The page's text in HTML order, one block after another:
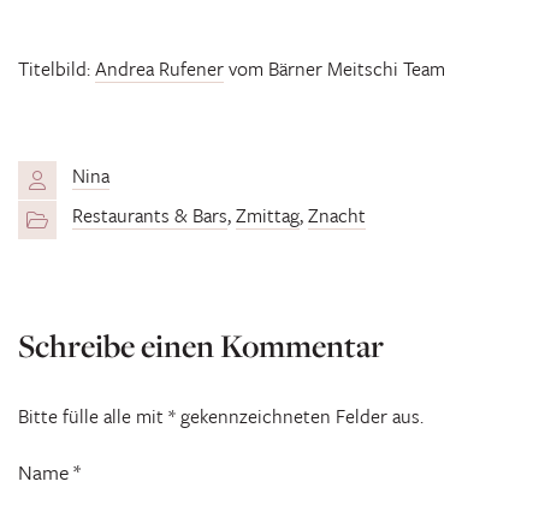
Titelbild:Andrea Rufenervom Bärner Meitschi Team
Nina
Restaurants & Bars,Zmittag,Znacht
Schreibe einen Kommentar
Bitte fülle alle mit * gekennzeichneten Felder aus.
Name*